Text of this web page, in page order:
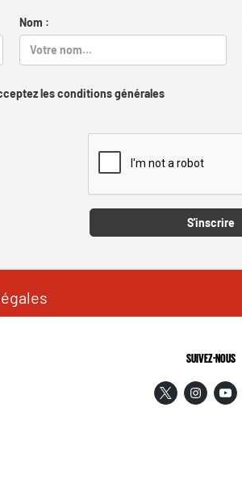
Nom :
les conditions générales
S'inscrire
SUIVEZ-NOUS